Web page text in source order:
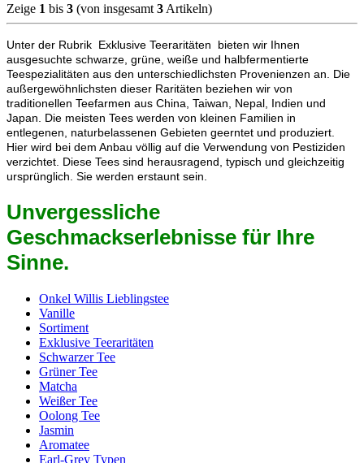
Zeige 1 bis 3 (von insgesamt 3 Artikeln)
Unter der Rubrik Exklusive Teeraritäten bieten wir Ihnen
ausgesuchte schwarze, grüne, weiße und halbfermentierte
Teespezialitäten aus den unterschiedlichsten Provenienzen an. Die
außergewöhnlichsten dieser Raritäten beziehen wir von
traditionellen Teefarmen aus China, Taiwan, Nepal, Indien und
Japan. Die meisten Tees werden von kleinen Familien in
entlegenen, naturbelassenen Gebieten geerntet und produziert.
Hier wird bei dem Anbau völlig auf die Verwendung von Pestiziden
verzichtet. Diese Tees sind herausragend, typisch und gleichzeitig
ursprünglich. Sie werden erstaunt sein.
Unvergessliche
Geschmackserlebnisse für Ihre
Sinne.
Onkel Willis Lieblingstee
Vanille
Sortiment
Exklusive Teeraritäten
Schwarzer Tee
Grüner Tee
Matcha
Weißer Tee
Oolong Tee
Jasmin
Aromatee
Earl-Grey Typen